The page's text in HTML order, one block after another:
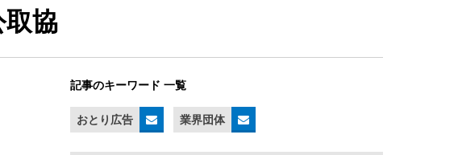
協
記事のキーワード 一覧
おとり広告 業界団体